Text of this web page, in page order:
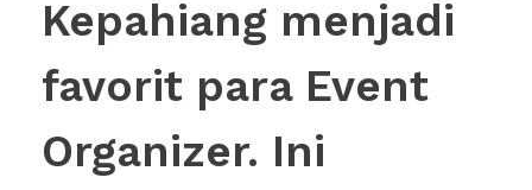
Kepahiang menjadi
favorit para Event
Organizer. Ini